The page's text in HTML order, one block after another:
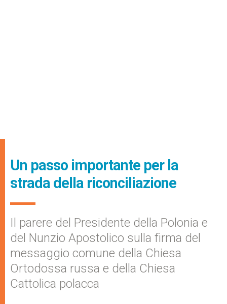
Un passo importante per la
strada della riconciliazione
Il parere del Presidente della Polonia e
del Nunzio Apostolico sulla firma del
messaggio comune della Chiesa
Ortodossa russa e della Chiesa
Cattolica polacca